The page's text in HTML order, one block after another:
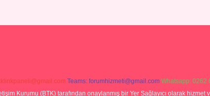
Teams: forumhizmeti@gmail.com Whatsapp: 0262
Kurumu (BTK) tarafından onaylanmış bir Yer Sağlayıcı olarak